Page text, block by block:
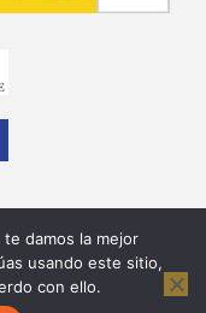
damos la mejor
usando este sitio,
con ello.